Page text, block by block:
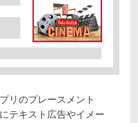
リのプレースメント
テキスト広告やイメー